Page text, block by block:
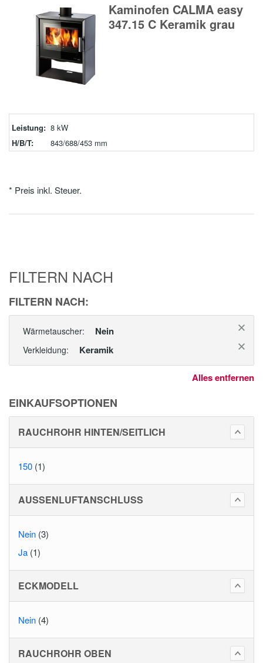
Kaminofen CALMA easy
347.15 C Keramik grau
Leistung: 8 kW
H/B/T:
843/688/453 mm
* Preis inkl. Steuer.
FILTERN NACH
FILTERN NACH:
Wärmetauscher: Nein
Verkleidung: Keramik
Alles entfernen
EINKAUFSOPTIONEN
RAUCHROHR HINTEN/SEITLICH
150 (1)
AUSSENLUFTANSCHLUSS
Nein (3)
Ja (1)
ECKMODELL
Nein (4)
RAUCHROHR OBEN